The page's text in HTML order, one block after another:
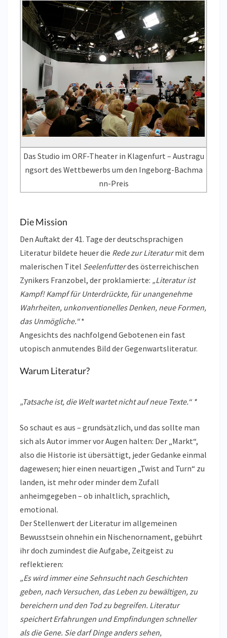
Das Studio im ORF-Theater in Klagenfurt – Austragu
ngsort des Wettbewerbs um den Ingeborg-Bachma
nn-Preis
Die Mission
Den Auftakt der 41. Tage der deutschsprachigen
Literatur bildete heuer die Rede zur Literaturmit dem
malerischen Titel Seelenfutterdes österreichischen
Zynikers Franzobel, der proklamierte: „Literatur ist
Kampf! Kampf für Unterdrückte, für unangenehme
Wahrheiten, unkonventionelles Denken, neue Formen,
das Unmögliche.“*
Angesichts des nachfolgend Gebotenen ein fast
utopisch anmutendes Bild der Gegenwartsliteratur.
Warum Literatur?
„Tatsache ist, die Welt wartet nicht auf neue Texte.“ *
So schaut es aus – grundsätzlich, und das sollte man
sich als Autor immer vor Augen halten: Der „Markt“,
also die Historie ist übersättigt, jeder Gedanke einmal
dagewesen; hier einen neuartigen „Twist and Turn“ zu
landen, ist mehr oder minder dem Zufall
anheimgegeben – ob inhaltlich, sprachlich,
emotional.
Der Stellenwert der Literatur im allgemeinen
Bewusstsein ohnehin ein Nischenornament, gebührt
ihr doch zumindest die Aufgabe, Zeitgeist zu
reflektieren:
„Es wird immer eine Sehnsucht nach Geschichten
geben, nach Versuchen, das Leben zu bewältigen, zu
bereichern und den Tod zu begreifen. Literatur
speichert Erfahrungen und Empfindungen schneller
als die Gene. Sie darf Dinge anders sehen,